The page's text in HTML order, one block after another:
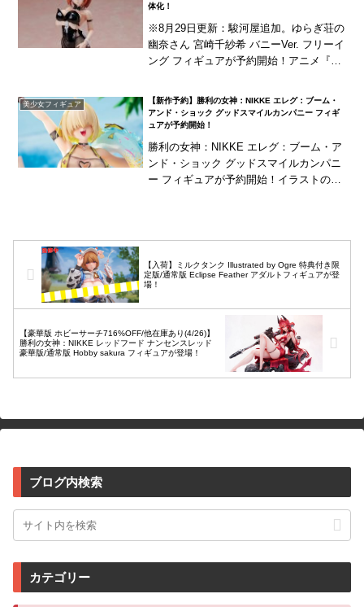
体化！
※8月29日更新：駿河屋追加。ゆらぎ荘の
幽奈さん 宮崎千紗希 バニーVer. フリーイ
ング フィギュアが予約開始！アニメ『ゆ
化！こち...
美少女フィギュア
【新作予約】勝利の女神：NIKKE エレグ：ブーム・
アンド・ショック グッドスマイルカンパニー フィギ
ュアが予約開始！
勝利の女神：NIKKE エレグ：ブーム・ア
ンド・ショック グッドスマイルカンパニ
ー フィギュアが予約開始！イラストの背
【入荷】ミルクタンク Illustrated by Ogre 特典付き限
定版/通常版 Eclipse Feather アダルトフィギュアが登
場！
【豪華版 ホビーサーチ716%OFF/他在庫あり(4/26)】
勝利の女神：NIKKE レッドフード ナンセンスレッド
豪華版/通常版 Hobby sakura フィギュアが登場！
ブログ内検索
カテゴリー